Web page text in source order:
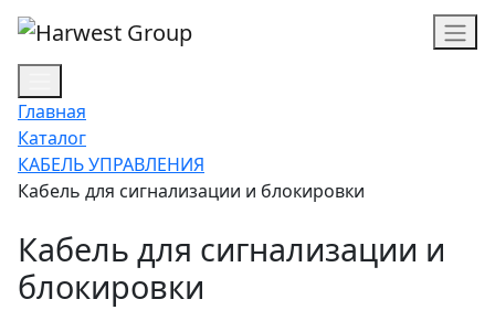
Главная
Каталог
КАБЕЛЬ УПРАВЛЕНИЯ
Кабель для сигнализации и блокировки
Кабель для сигнализации и
блокировки